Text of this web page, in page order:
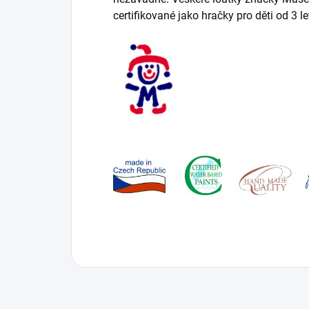
certifikované jako hračky pro děti od 3